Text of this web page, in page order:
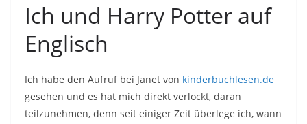
Ich und Harry Potter auf
Englisch
Ich habe den Aufruf bei Janet von kinderbuchlesen.de
gesehen und es hat mich direkt verlockt, daran
teilzunehmen, denn seit einiger Zeit überlege ich, wann